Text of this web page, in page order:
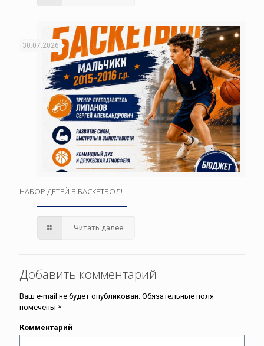
30.07.2026
НАБОР ДЕТЕЙ В БАСКЕТБОЛ!
Читать далее
Добавить комментарий
Ваш e-mail не будет опубликован. Обязательные поля
помечены *
Комментарий